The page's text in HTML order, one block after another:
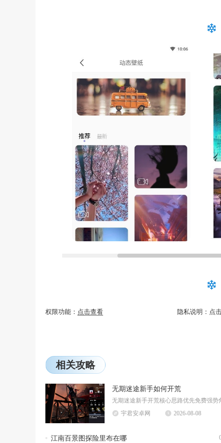
权限功能： 点击查看 隐私说明： 点
相关攻略
无期迷途新手如何开荒
宇君安卓网 2026-08-08
江南百景图探险里布在哪